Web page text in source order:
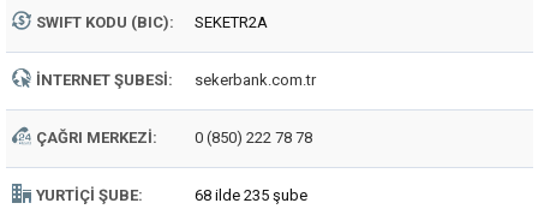
SWIFT KODU (BIC): SEKETR2A
İNTERNET ŞUBESI: sekerbank.com.tr
ÇAĞRI MERKEZI: 0 (850) 222 78 78
YURTIÇI ŞUBE: 68 ilde 235 şube